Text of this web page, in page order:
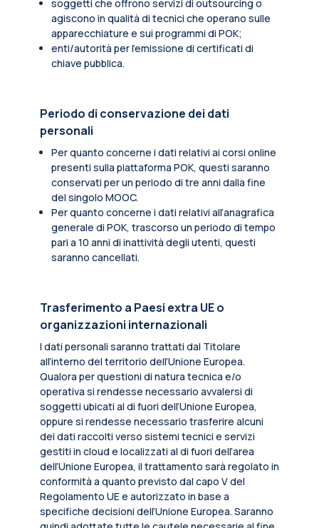
soggetti che offrono servizi di outsourcing o
agiscono in qualità di tecnici che operano sulle
apparecchiature e sui programmi di POK;
enti/autorità per l'emissione di certificati di
chiave pubblica.
Periodo di conservazione dei dati
personali
Per quanto concerne i dati relativi ai corsi online
presenti sulla piattaforma POK, questi saranno
conservati per un periodo di tre anni dalla fine
del singolo MOOC.
Per quanto concerne i dati relativi all’anagrafica
generale di POK, trascorso un periodo di tempo
pari a 10 anni di inattività degli utenti, questi
saranno cancellati.
Trasferimento a Paesi extra UE o
organizzazioni internazionali
I dati personali saranno trattati dal Titolare
all’interno del territorio dell’Unione Europea.
Qualora per questioni di natura tecnica e/o
operativa si rendesse necessario avvalersi di
soggetti ubicati al di fuori dell’Unione Europea,
oppure si rendesse necessario trasferire alcuni
dei dati raccolti verso sistemi tecnici e servizi
gestiti in cloud e localizzati al di fuori dell’area
dell’Unione Europea, il trattamento sarà regolato in
conformità a quanto previsto dal capo V del
Regolamento UE e autorizzato in base a
specifiche decisioni dell’Unione Europea. Saranno